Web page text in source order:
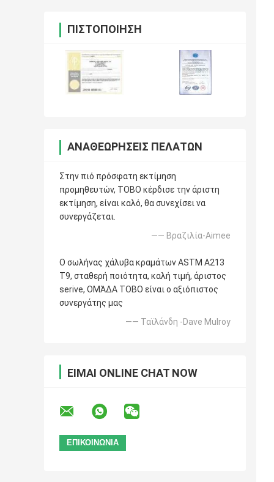
ΠΙΣΤΟΠΟΊΗΣΗ
ΑΝΑΘΕΩΡΉΣΕΙΣ ΠΕΛΑΤΏΝ
Στην πιό πρόσφατη εκτίμηση
προμηθευτών, TOBO κέρδισε την άριστη
εκτίμηση, είναι καλό, θα συνεχίσει να
συνεργάζεται.
—— Βραζιλία-Aimee
Ο σωλήνας χάλυβα κραμάτων ASTM A213
T9, σταθερή ποιότητα, καλή τιμή, άριστος
serive, ΟΜΆΔΑ TOBO είναι ο αξιόπιστος
συνεργάτης μας
—— Ταϊλάνδη -Dave Mulroy
ΕΊΜΑΙ ONLINE CHAT NOW